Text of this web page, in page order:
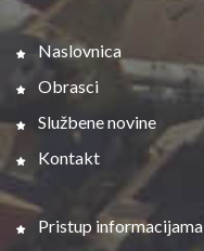
Naslovnica
Obrasci
Službene novine
Kontakt
Pristup informacijama